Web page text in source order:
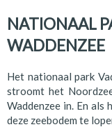
NATIONAAL
WADDENZEE
Het nationaal park
stroomt het
Waddenzee in. En als
deze zeebodem te